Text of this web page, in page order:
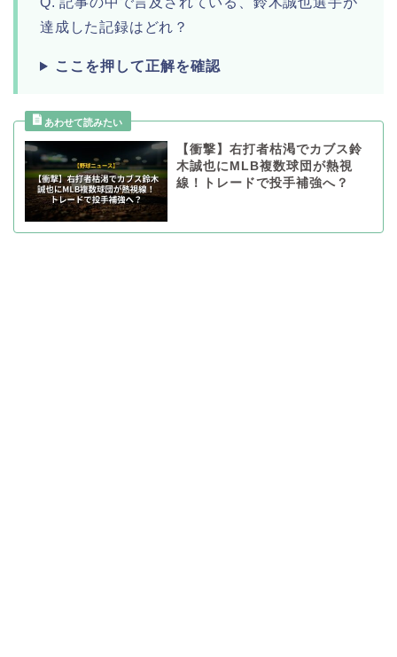
達成した記録はどれ？
ここを押して正解を確認
【衝撃】右打者枯渇でカブス鈴
木誠也にMLB複数球団が熱視
線！トレードで投手補強へ？